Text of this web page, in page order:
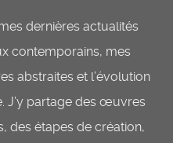
dernières actualités
contemporains, mes
abstraites et l’évolution
J’y partage des œuvres
des étapes de création,